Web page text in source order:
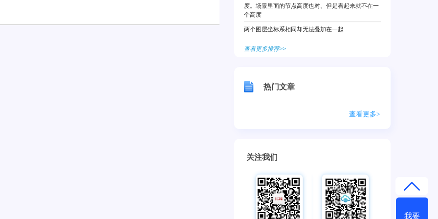
我要
度。场景里面的节点高度也对。但是看起来就不在一
个高度
两个图层坐标系相同却无法叠加在一起
查看更多推荐>>
热门文章
查看更多>
关注我们